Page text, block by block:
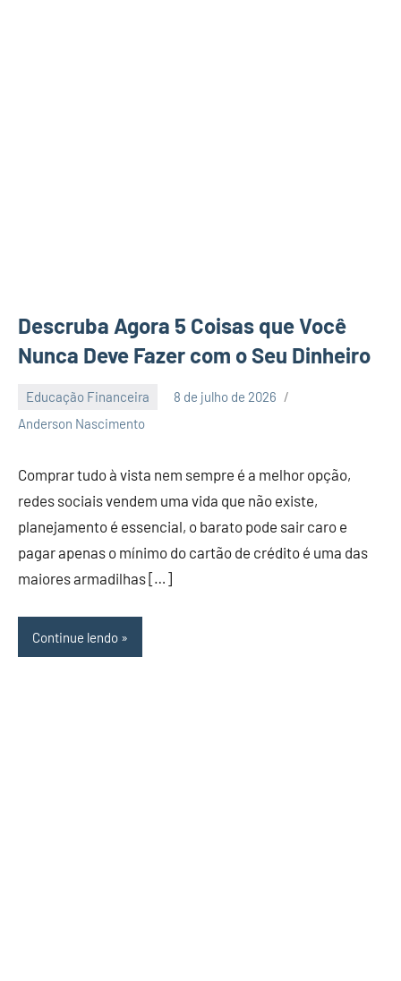
Descruba Agora 5 Coisas que Você
Nunca Deve Fazer com o Seu Dinheiro
Educação Financeira
8 de julho de 2026
Anderson Nascimento
Nenhum
Comprar tudo à vista nem sempre é a melhor opção,
redes sociais vendem uma vida que não existe,
planejamento é essencial, o barato pode sair caro e
pagar apenas o mínimo do cartão de crédito é uma das
maiores armadilhas […]
Continue lendo